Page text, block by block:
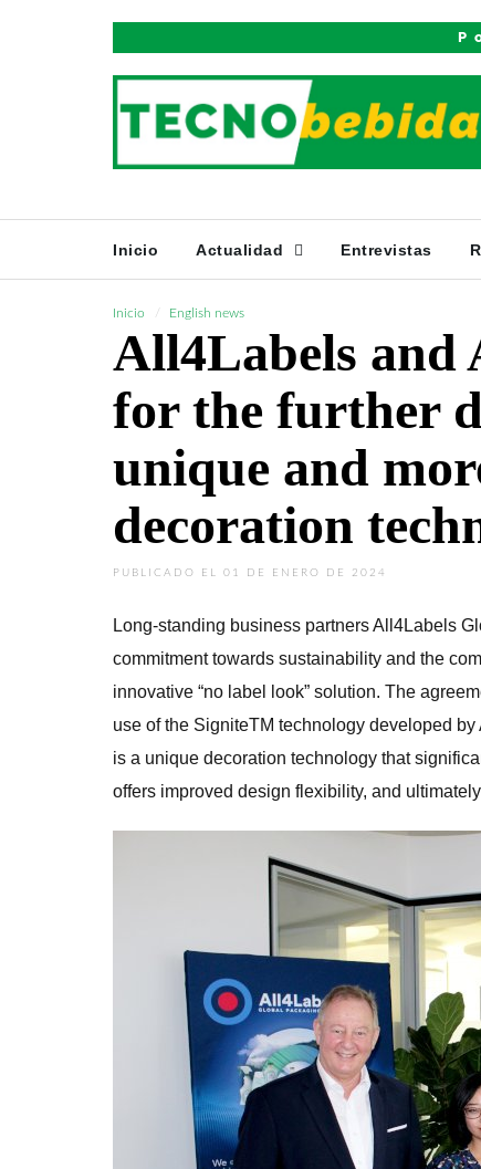
Inicio Actualidad Entrevistas
Inicio English news
All4Labels and
for the further
unique and
decoration
PUBLICADO EL 01 DE ENERO DE 2024
Long-standing business partners All4Labels
commitment towards sustainability and the
innovative “no label look” solution. The
use of the SigniteTM technology developed
is a unique decoration technology that
offers improved design flexibility, and